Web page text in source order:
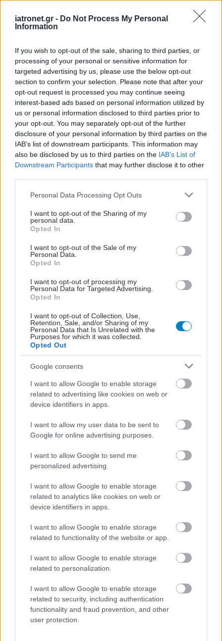
iatronet.gr - Do Not Process My Personal
Information
If you wish to opt-out of the sale, sharing to third parties, or
processing of your personal or sensitive information for
targeted advertising by us, please use the below opt-out
section to confirm your selection. Please note that after your
opt-out request is processed you may continue seeing
interest-based ads based on personal information utilized by
us or personal information disclosed to third parties prior to
your opt-out. You may separately opt-out of the further
disclosure of your personal information by third parties on the
IAB’s list of downstream participants. This information may
also be disclosed by us to third parties on the IAB’s List of
Downstream Participants that may further disclose it to other
Please note that this website/app uses one or more Google
not limited to your visit or usage behaviour. You may click to
grant or deny consent to Google and its third-party tags to
use your data for below specified purposes in below Google
consent section.
Personal Data Processing Opt Outs
I want to opt-out of the Sharing of my
personal data.
Opted In
I want to opt-out of the Sale of my
Personal Data.
Opted In
I want to opt-out of processing my
Personal Data for Targeted Advertising.
Opted In
I want to opt-out of Collection, Use,
Retention, Sale, and/or Sharing of my
Personal Data that Is Unrelated with the
Purposes for which it was collected.
Opted Out
Google consents
I want to allow Google to enable storage
related to advertising like cookies on web or
device identifiers in apps.
I want to allow my user data to be sent to
Google for online advertising purposes.
I want to allow Google to send me
personalized advertising.
I want to allow Google to enable storage
related to analytics like cookies on web or
device identifiers in apps.
I want to allow Google to enable storage
related to functionality of the website or app.
I want to allow Google to enable storage
related to personalization.
I want to allow Google to enable storage
related to security, including authentication
functionality and fraud prevention, and other
user protection.